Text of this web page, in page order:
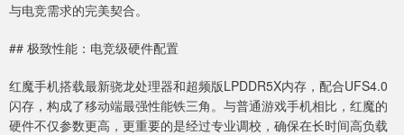
与电竞需求的完美契合。
## 极致性能：电竞级硬件配置
红魔手机搭载最新骁龙处理器和超频版LPDDR5X内存，配合UFS4.0
闪存，构成了移动端最强性能铁三角。与普通游戏手机相比，红魔的
硬件不仅参数更高，更重要的是经过专业调校，确保在长时间高负载